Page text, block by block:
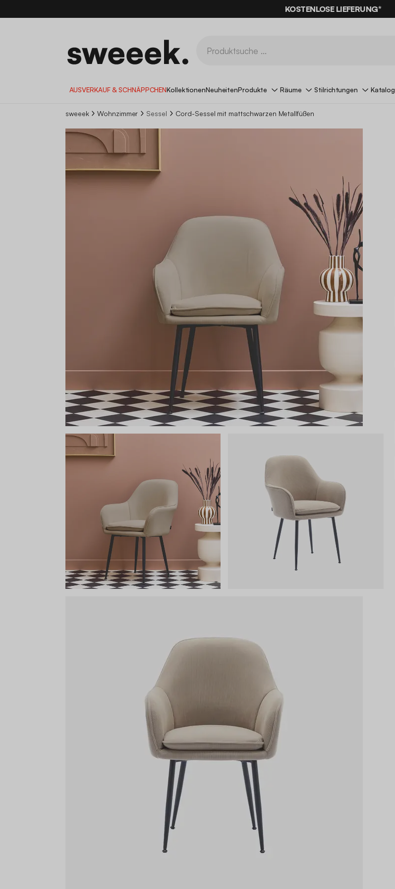
KOSTENLOSE LIEFERUNG*
AUSVERKAUF & SCHNÄPPCHENKollektionenNeuheitenProdukte Räume Stilrichtungen Katalog
sweeek Wohnzimmer Sessel Cord-Sessel mit mattschwarzen Metallfüßen